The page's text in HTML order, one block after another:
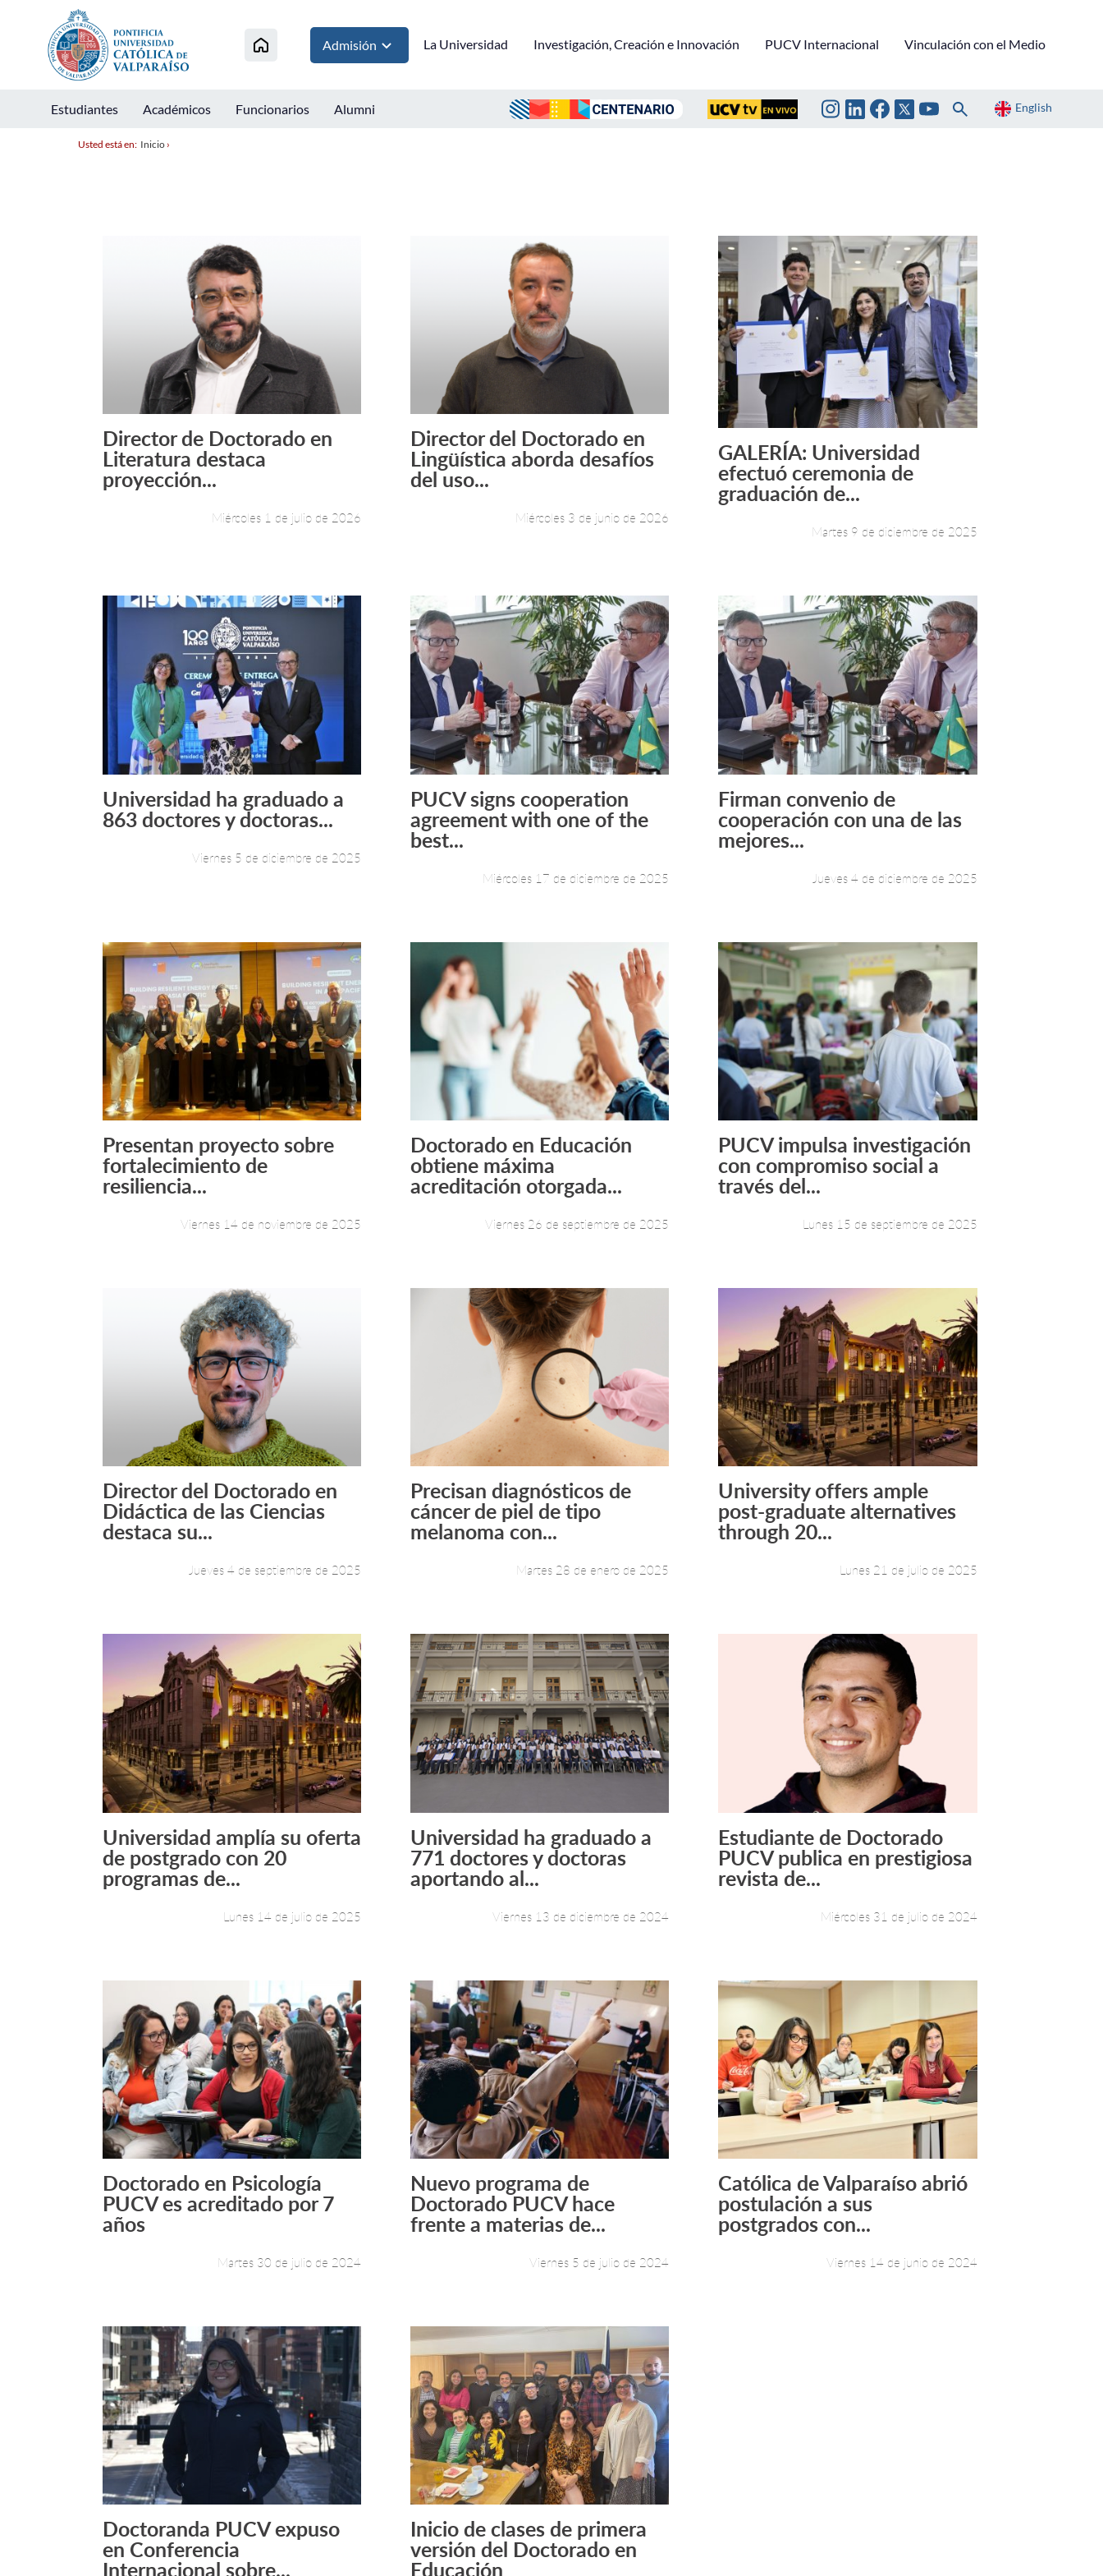
Admisión La Universidad Investigación, Creación e Innovación PUCV Internacional Vinculación con el Medio
Estudiantes Académicos Funcionarios Alumni English
Usted está en: Inicio›
Leer más +
Director de Doctorado en
Literatura destaca
proyección...
Miércoles 1 de julio de 2026
Leer más +
Director del Doctorado en
Lingüística aborda desafíos
del uso...
Miércoles 3 de junio de 2026
Leer más +
GALERÍA: Universidad
efectuó ceremonia de
graduación de...
Martes 9 de diciembre de 2025
Leer más +
Universidad ha graduado a
863 doctores y doctoras...
Viernes 5 de diciembre de 2025
Leer más +
PUCV signs cooperation
agreement with one of the
best...
Miércoles 17 de diciembre de 2025
Leer más +
Firman convenio de
cooperación con una de las
mejores...
Jueves 4 de diciembre de 2025
Leer más +
Presentan proyecto sobre
fortalecimiento de
resiliencia...
Viernes 14 de noviembre de 2025
Leer más +
Doctorado en Educación
obtiene máxima
acreditación otorgada...
Viernes 26 de septiembre de 2025
Leer más +
PUCV impulsa investigación
con compromiso social a
través del...
Lunes 15 de septiembre de 2025
Leer más +
Director del Doctorado en
Didáctica de las Ciencias
destaca su...
Jueves 4 de septiembre de 2025
Leer más +
Precisan diagnósticos de
cáncer de piel de tipo
melanoma con...
Martes 28 de enero de 2025
Leer más +
University offers ample
post-graduate alternatives
through 20...
Lunes 21 de julio de 2025
Leer más +
Universidad amplía su oferta
de postgrado con 20
programas de...
Lunes 14 de julio de 2025
Leer más +
Universidad ha graduado a
771 doctores y doctoras
aportando al...
Viernes 13 de diciembre de 2024
Leer más +
Estudiante de Doctorado
PUCV publica en prestigiosa
revista de...
Miércoles 31 de julio de 2024
Leer más +
Doctorado en Psicología
PUCV es acreditado por 7
años
Martes 30 de julio de 2024
Leer más +
Nuevo programa de
Doctorado PUCV hace
frente a materias de...
Viernes 5 de julio de 2024
Leer más +
Católica de Valparaíso abrió
postulación a sus
postgrados con...
Viernes 14 de junio de 2024
Leer más +
Doctoranda PUCV expuso
en Conferencia
Internacional sobre...
Leer más +
Inicio de clases de primera
versión del Doctorado en
Educación